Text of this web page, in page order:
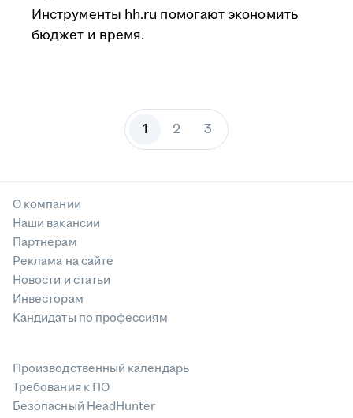
Инструменты hh.ru помогают экономить
бюджет и время.
1 2 3
О компании
Наши вакансии
Партнерам
Реклама на сайте
Новости и статьи
Инвесторам
Кандидаты по профессиям
Производственный календарь
Требования к ПО
Безопасный HeadHunter